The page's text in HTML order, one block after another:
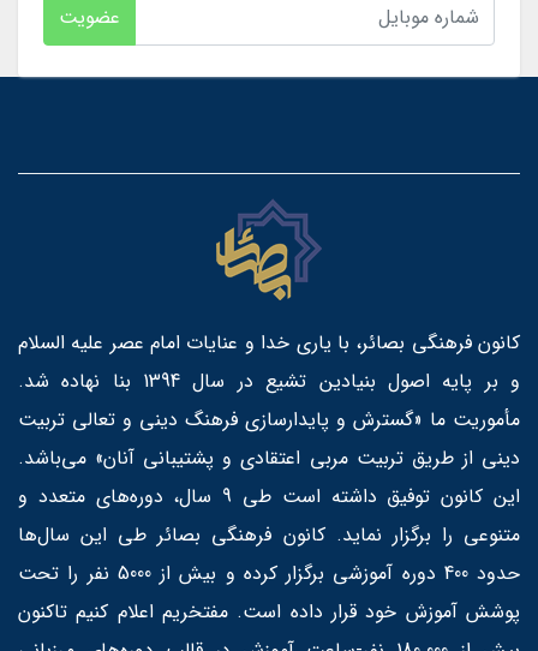
عضویت
کانون فرهنگی بصائر، با یاری خدا و عنایات امام عصر علیه السلام
و بر پایه اصول بنیادین تشیع در سال 1394 بنا نهاده شد.
مأموریت ما «گسترش و پایدارسازی فرهنگ دینی و تعالی تربیت
دینی از طریق تربیت مربی اعتقادی و پشتیبانی آنان» می‌باشد.
این کانون توفیق داشته است طی 9 سال، دوره‌های متعدد و
متنوعی را برگزار نماید. کانون فرهنگی بصائر طی این سال‌ها
حدود 400 دوره آموزشی برگزار کرده و بیش از 5000 نفر را تحت
پوشش آموزش خود قرار داده است. مفتخریم اعلام کنیم تاکنون